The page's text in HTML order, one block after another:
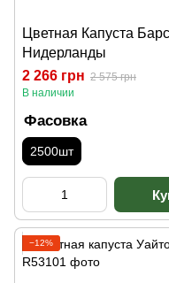
Цветная Капуста
Нидерланды
2 266 грн 2 575 грн
В наличии
Фасовка
2500шт
−12%